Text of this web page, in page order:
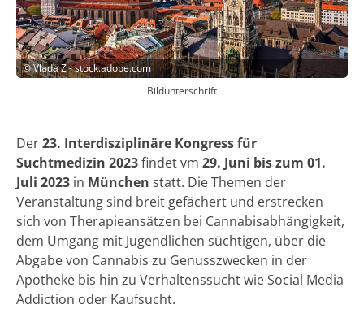
©Vlada Z - stock.adobe.com
Bildunterschrift
Der23. Interdisziplinäre Kongress für
Suchtmedizin 2023findet vm 29. Juni bis zum 01.
Juli 2023 in München statt. Die Themen der
Veranstaltung sind breit gefächert und erstrecken
sich von Therapieansätzen bei Cannabisabhängigkeit,
dem Umgang mit Jugendlichen süchtigen, über die
Abgabe von Cannabis zu Genusszwecken in der
Apotheke bis hin zu Verhaltenssucht wie Social Media
Addiction oder Kaufsucht.